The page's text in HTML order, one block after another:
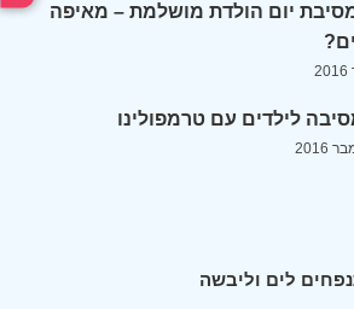
יום הולדת מושלמת – מאיפה
לילדים עם טרמפולינו
לים וליבשה